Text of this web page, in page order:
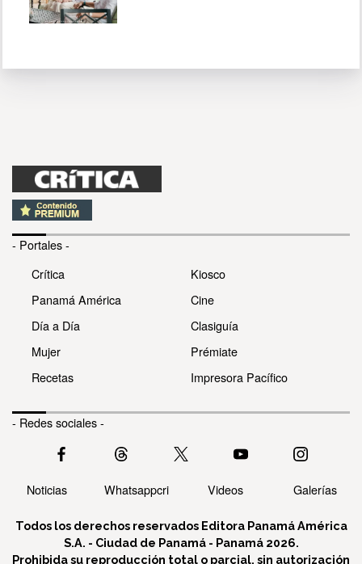
- Portales -
Crítica
Panamá América
Día a Día
Mujer
Recetas
Kiosco
Cine
Clasiguía
Prémiate
Impresora Pacífico
- Redes sociales -
Noticias Whatsappcri Videos Galerías
Todos los derechos reservados Editora Panamá América
S.A. - Ciudad de Panamá - Panamá 2026.
Prohibida su reproducción total o parcial, sin autorización